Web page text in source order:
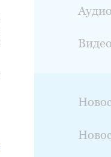
Аудио
Видео